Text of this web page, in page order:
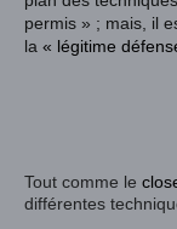
permis » ; mais, il
la « légitime
Tout comme le
différentes